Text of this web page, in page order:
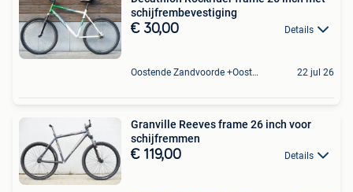
schijfrembevestiging
€ 30,00 Details
Oostende Zandvoorde +Oostende 22 jul 26
Granville Reeves frame 26 inch voor
schijfremmen
€ 119,00 Details